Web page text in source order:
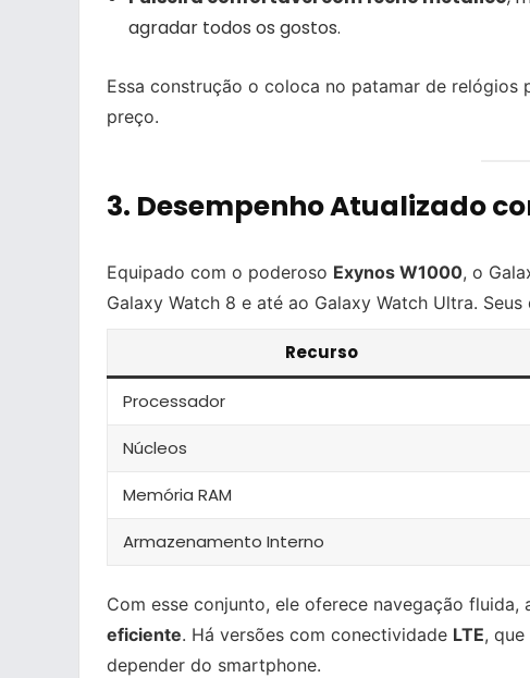
agradar todos os gostos.
Essa construção o coloca no patamar de
preço.
3. Desempenho Atualizado
Equipado com o poderoso Exynos W1000, o
Galaxy Watch 8 e até ao Galaxy Watch Ultra.
Recurso
Processador
Núcleos
Memória RAM
Armazenamento Interno
Com esse conjunto, ele oferece navegação
eficiente. Há versões com conectividade LTE,
depender do smartphone.